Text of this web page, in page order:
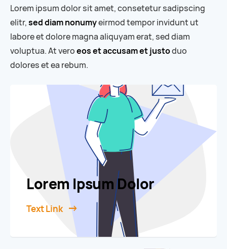
Lorem ipsum dolor sit amet, consetetur sadipscing
elitr,sed diam nonumyeirmod tempor invidunt ut
labore et dolore magna aliquyam erat, sed diam
voluptua. At veroeos et accusam et justoduo
dolores et ea rebum.
Lorem Ipsum Dolor
Text Link